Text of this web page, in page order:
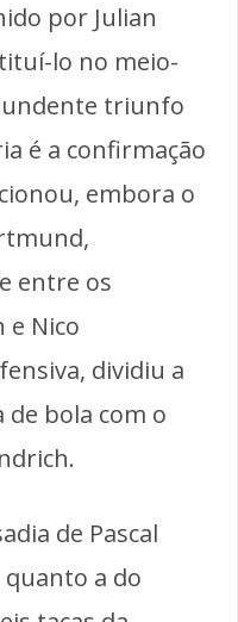
por Julian
lo no meio-
triunfo
é a confirmação
embora o
entre os
e Nico
dividiu a
de bola com o
de Pascal
a do